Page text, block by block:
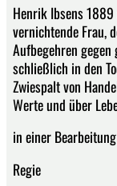
Henrik Ibsens
vernichtende Frau,
Aufbegehren
schließlich in den
Zwiespalt von
Werte und über
in einer
Regie